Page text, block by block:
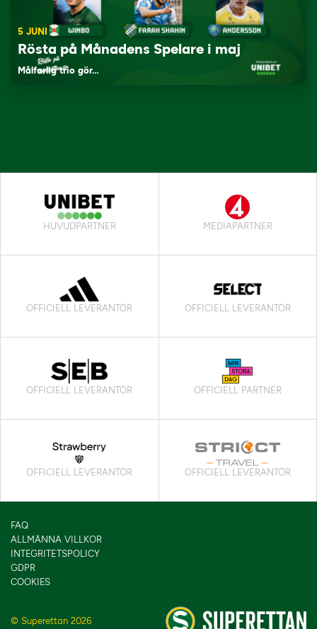
5 JUNI
Rösta på Månadens Spelare i maj
Målfarlig trio gör…
HUVUDPARTNER MEDIAPARTNER
OFFICIELL LEVERANTÖR OFFICIELL LEVERANTÖR
OFFICIELL LEVERANTÖR OFFICIELL PARTNER
OFFICIELL LEVERANTÖR OFFICIELL LEVERANTÖR
© Superettan 2026
FAQ
ALLMÄNNA VILLKOR
INTEGRITETSPOLICY
GDPR
COOKIES